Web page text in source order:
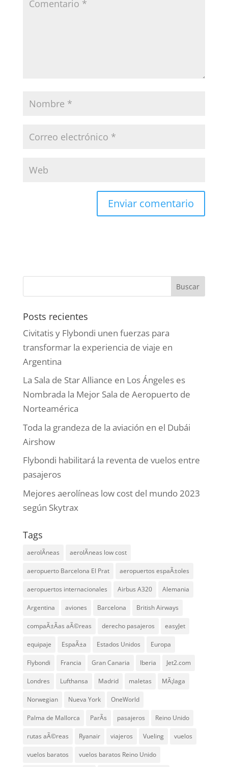
Posts recientes
Civitatis y Flybondi unen fuerzas para
transformar la experiencia de viaje en
Argentina
La Sala de Star Alliance en Los Ángeles es
Nombrada la Mejor Sala de Aeropuerto de
Norteamérica
Toda la grandeza de la aviación en el Dubái
Airshow
Flybondi habilitará la reventa de vuelos entre
pasajeros
Mejores aerolíneas low cost del mundo 2023
según Skytrax
Tags
aerolÃ­neas aerolÃ­neas low cost
aeropuerto Barcelona El Prat aeropuertos espaÃ±oles
aeropuertos internacionales Airbus A320 Alemania
Argentina aviones Barcelona British Airways
compaÃ±Ã­as aÃ©reas derecho pasajeros easyJet
equipaje EspaÃ±a Estados Unidos Europa
Flybondi Francia Gran Canaria Iberia Jet2.com
Londres Lufthansa Madrid maletas MÃ¡laga
Norwegian Nueva York OneWorld
Palma de Mallorca ParÃ­s pasajeros Reino Unido
rutas aÃ©reas Ryanair viajeros Vueling vuelos
vuelos baratos vuelos baratos Reino Unido